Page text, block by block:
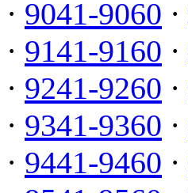
· 9041-9060 ·
· 9141-9160 ·
· 9241-9260 ·
· 9341-9360 ·
· 9441-9460 ·